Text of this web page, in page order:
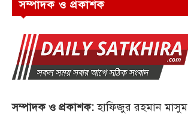
সম্পাদক ও প্রকাশক
সম্পাদক ও প্রকাশক:হাফিজুর রহমান মাসুম